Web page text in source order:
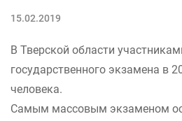
15.02.2019
В Тверской области
государственного экзамена в
человека.
Самым массовым экзаменом